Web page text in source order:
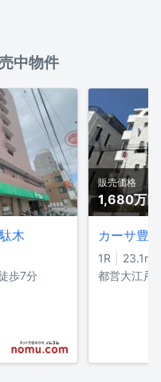
中物件
木
歩7分
販売価格
1,680万円
カーサ豊玉
1R
23.1m²
都営大江戸